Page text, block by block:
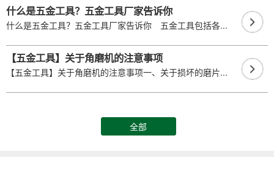
什么是五金工具？五金工具厂家告诉你
什么是五金工具？五金工具厂家告诉你 五金工具包括各...
【五金工具】关于角磨机的注意事项
【五金工具】关于角磨机的注意事项一、关于损坏的磨片...
全部